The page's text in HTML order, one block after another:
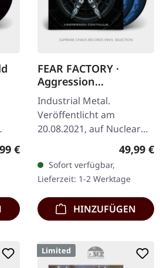
Preis:
€
FEAR FACTORY ·
Aggression
Continuum (B-Stock) |
SPLATTER 2LP
Industrial Metal.
Veröffentlicht am
20.08.2021, auf Nuclear
Schwarzes/blaues/weißes
Splatter-Swirl Doppel-
Vinyl im Gatefold-Cover.…
49,99 €
Sofort verfügbar,
Lieferzeit: 1-2 Werktage
HINZUFÜGEN
Limited